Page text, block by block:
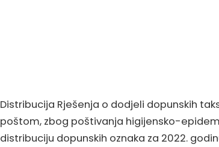
Distribucija Rješenja o dodjeli dopunskih
poštom, zbog poštivanja higijensko-
distribuciju dopunskih oznaka za 2022.